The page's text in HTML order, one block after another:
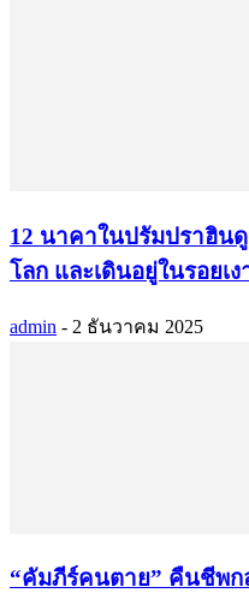
12 นาคาในปรัมปราฮิน
โลก และเดินอยู่ในรอยเ
admin - 2 ธันวาคม 2025
“คัมภีร์คนตาย” คืนชีพก